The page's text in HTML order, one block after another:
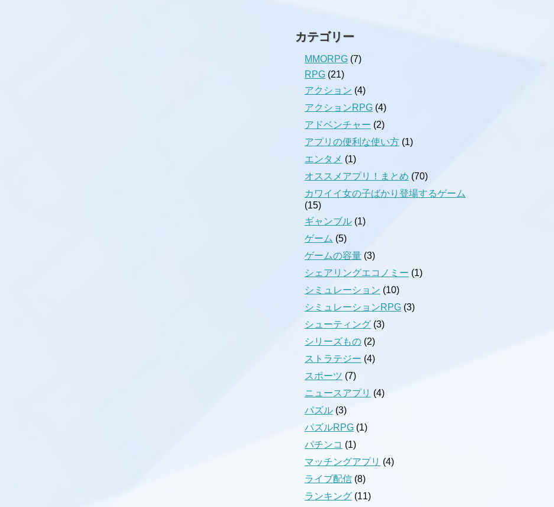
カテゴリー
MMORPG (7)
RPG (21)
アクション (4)
アクションRPG (4)
アドベンチャー (2)
アプリの便利な使い方 (1)
エンタメ (1)
オススメアプリ！まとめ (70)
カワイイ女の子ばかり登場するゲーム
(15)
ギャンブル (1)
ゲーム (5)
ゲームの容量 (3)
シェアリングエコノミー (1)
シミュレーション (10)
シミュレーションRPG (3)
シューティング (3)
シリーズもの (2)
ストラテジー (4)
スポーツ (7)
ニュースアプリ (4)
パズル (3)
パズルRPG (1)
パチンコ (1)
マッチングアプリ (4)
ライブ配信 (8)
ランキング (11)